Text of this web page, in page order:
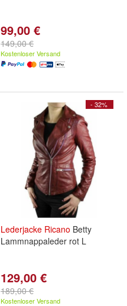
99,00 €
149,00 €
Kostenloser Versand
- 32%
Lederjacke Ricano Betty
Lammnappaleder rot L
129,00 €
189,00 €
Kostenloser Versand